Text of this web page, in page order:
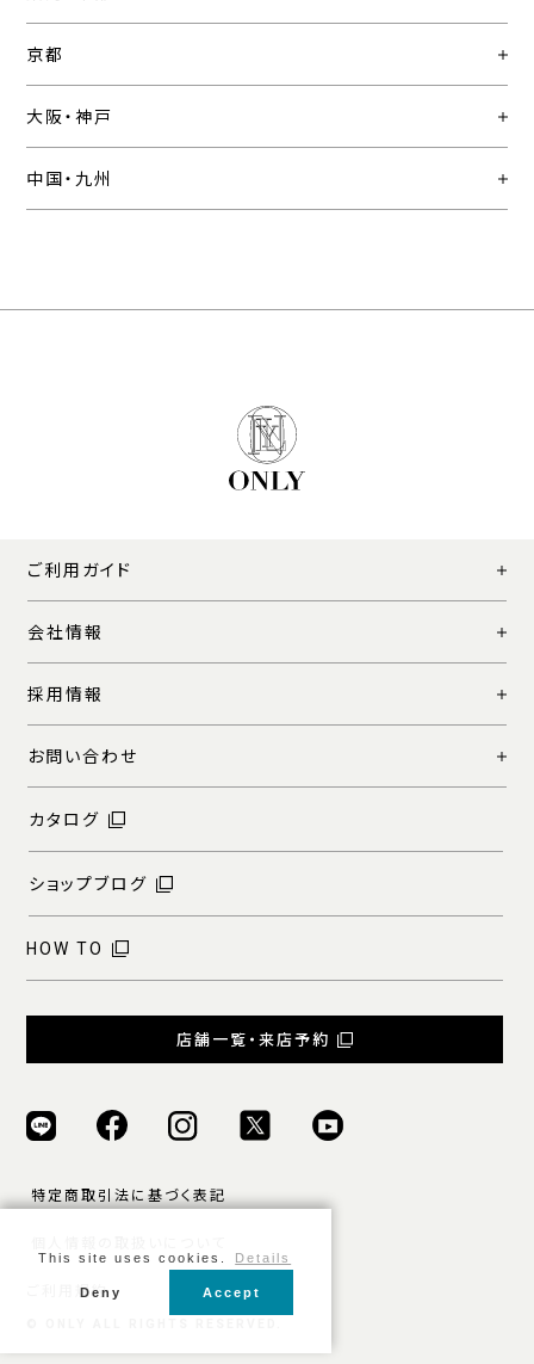
京都
大阪・神戸
中国・九州
ご利用ガイド
会社情報
採用情報
お問い合わせ
カタログ
ショップブログ
HOW TO
店舗一覧・来店予約
特定商取引法に基づく表記
ご利用規約
This site uses cookies. Details
Deny Accept